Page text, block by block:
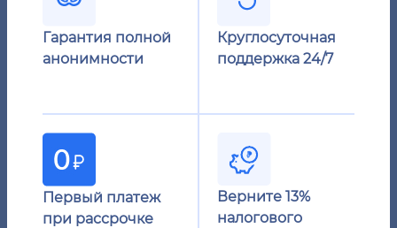
Гарантия полной
анонимности
Круглосуточная
поддержка 24/7
Первый платеж
при рассрочке
Верните 13%
налогового